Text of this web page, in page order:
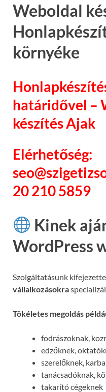
Weboldal
környéke
határidővel –
készítés Ajak
Elérhetőség:
20 210 5859
Kinek
WordPress
Szolgáltatásunk
vállalkozásokra
Tökéletes megoldás
fodrászoknak,
edzőknek,
szerelőknek,
tanácsadóknak,
takarító cégeknek